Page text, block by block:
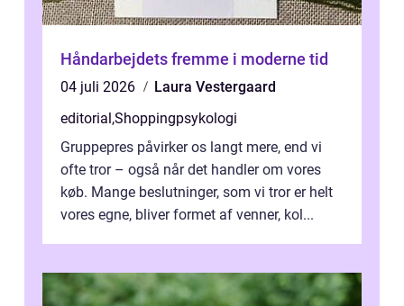
Håndarbejdets fremme i moderne tid
04 juli 2026
Laura Vestergaard
editorial,Shoppingpsykologi
Gruppepres påvirker os langt mere, end vi
ofte tror – også når det handler om vores
køb. Mange beslutninger, som vi tror er helt
vores egne, bliver formet af venner, kol...